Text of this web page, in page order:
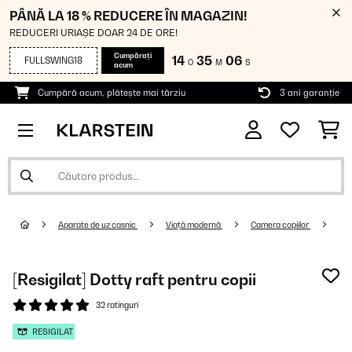
PÂNĂ LA 18 % REDUCERE ÎN MAGAZIN!
REDUCERI URIAȘE DOAR 24 DE ORE!
FULLSWING18
Cumpărați
acum
14 O 35 M 05 S
Cumpără acum, plătește mai târziu 3 ani garanție
Aparate de uz casnic Viață modernă Camera copiilor
[Resigilat] Dotty raft pentru copii
32 ratinguri
RESIGILAT